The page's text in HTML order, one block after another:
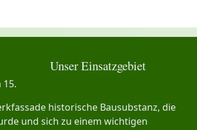
Unser Einsatzgebiet
historische Bausubstanz, die
und sich zu einem wichtigen